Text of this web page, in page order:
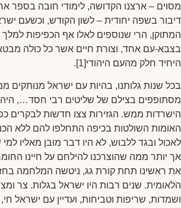
מסוים – ארצנו הקדושה, לימודי חובה בספר
דיבור בשפה יחודית – לשון הקודש, וכשעם
המתוקן, הרי שנוספים לאלו אף הכפיפות
בצבא-עם אחד, וצורת חיים אשר כל כולה
היחיד חלק מהעם היהודי[1].
בכל שנות גלותנו, בהיות עם ישראל מנותקים
מסתופפים בצילם של שליטים רבי חסד…,
הישרדות ממש. הגזירות צצו חדשות לבקרים
האומות השולטות בכיפה התחלפו להם ללא
לאכול ובגד ללבוש, לא היו דבר מובן מאליו
אך יותר ממה שהוצרכנו להילחם על חיינו
את ראשינו תחת קורת גג, ניטשה המלחמה
הלאומית. שנים רבות היו ישראל בגלות. צר
ושמדות, שריפות וטביחות, ועדיין עם ישראל